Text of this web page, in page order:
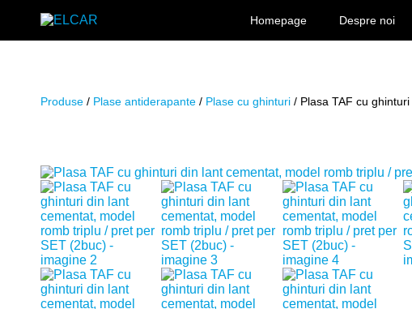
Homepage Despre noi
Produse / Plase antiderapante / Plase cu ghinturi / Plasa TAF cu